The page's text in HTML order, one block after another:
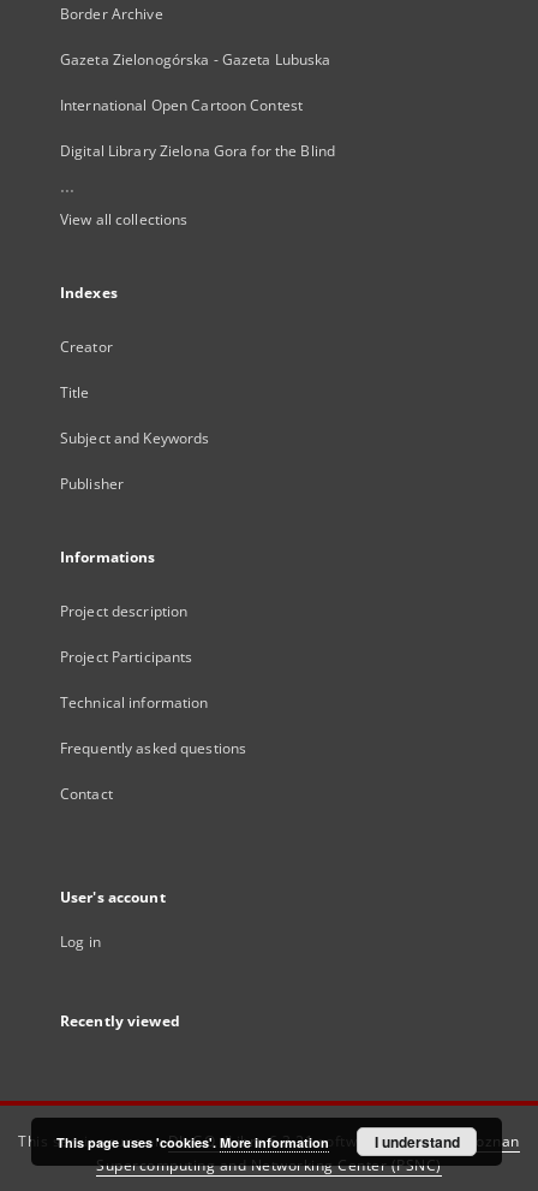
Border Archive
Gazeta Zielonogórska - Gazeta Lubuska
International Open Cartoon Contest
Digital Library Zielona Gora for the Blind
...
View all collections
Indexes
Creator
Title
Subject and Keywords
Publisher
Informations
Project description
Project Participants
Technical information
Frequently asked questions
Contact
User's account
Log in
Recently viewed
This service runs onDInGO dLibra 6.3.21software created by
Poznan
Supercomputing and Networking Center (PSNC)
This page uses 'cookies'. More information I understand